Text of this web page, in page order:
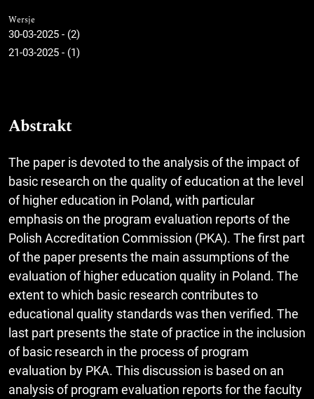
Wersje
30-03-2025 - (2)
21-03-2025 - (1)
Abstrakt
The paper is devoted to the analysis of the impact of
basic research on the quality of education at the level
of higher education in Poland, with particular
emphasis on the program evaluation reports of the
Polish Accreditation Commission (PKA). The first part
of the paper presents the main assumptions of the
evaluation of higher education quality in Poland. The
extent to which basic research contributes to
educational quality standards was then verified. The
last part presents the state of practice in the inclusion
of basic research in the process of program
evaluation by PKA. This discussion is based on an
analysis of program evaluation reports for the faculty